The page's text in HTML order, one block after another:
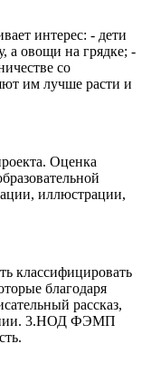
интерес: - дети
а овощи на грядке; -
со
им лучше расти и
Оценка
иллюстрации,
классифицировать
благодаря
рассказ,
3.НОД ФЭМП